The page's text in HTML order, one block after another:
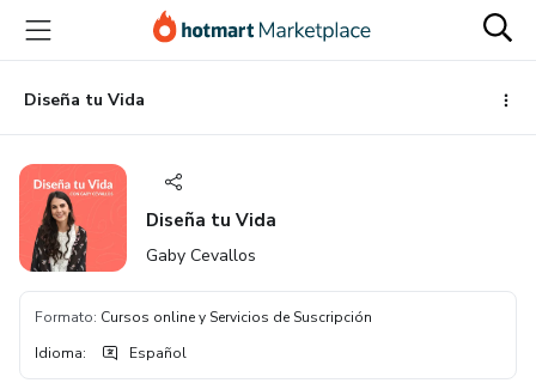
principal
página
de
página
Diseña tu Vida
Diseña tu Vida
Gaby Cevallos
Formato: Cursos online y Servicios de Suscripción
Idioma: Español